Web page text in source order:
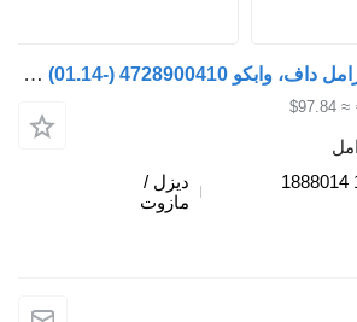
صمام التحكم في الفرامل داف، وابكو xf106 (01.14-) 4728900410 لـ السيارات القاطرة DAF XF106 (2014-)
4728900410
ديزل /
مازوت